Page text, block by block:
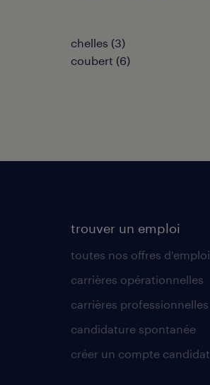
chelles (3)
coubert (6)
trouver un emploi
toutes nos offres d'emploi
carrières opérationnelles
carrières professionnelles
candidature spontanée
créer un compte candidat